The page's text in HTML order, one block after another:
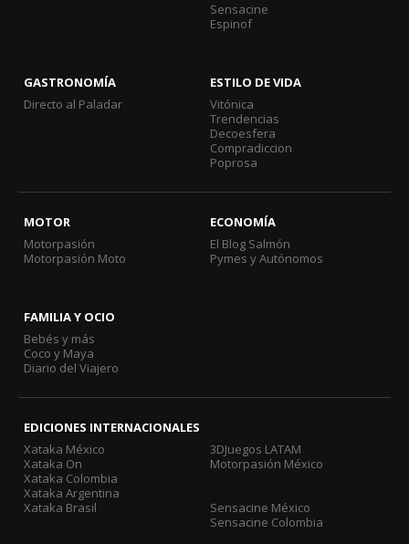
Sensacine
Espinof
GASTRONOMÍA
Directo al Paladar
ESTILO DE VIDA
Vitónica
Trendencias
Decoesfera
Compradiccion
Poprosa
MOTOR
Motorpasión
Motorpasión Moto
ECONOMÍA
El Blog Salmón
Pymes y Autónomos
FAMILIA Y OCIO
Bebés y más
Coco y Maya
Diario del Viajero
EDICIONES INTERNACIONALES
Xataka México
Xataka On
Xataka Colombia
Xataka Argentina
Xataka Brasil
3DJuegos LATAM
Motorpasión México
Sensacine México
Sensacine Colombia